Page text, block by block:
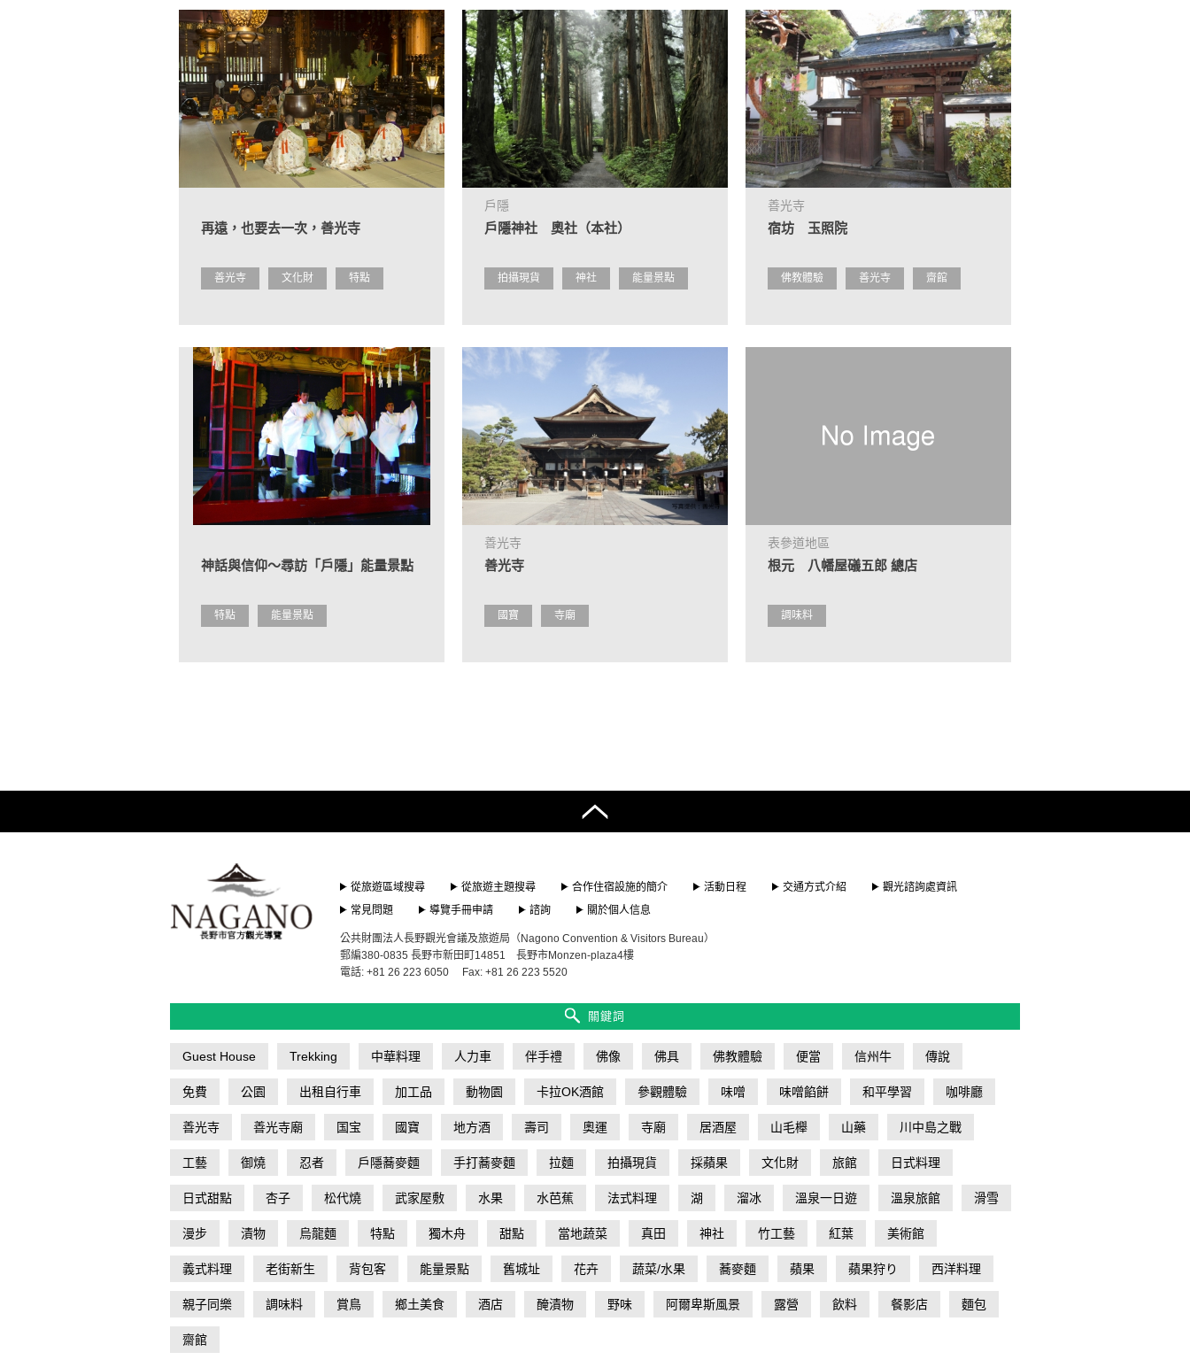
再遠，也要去一次，善光寺
善光寺 文化財 特點
戶隱
戶隱神社 奧社（本社）
拍攝現貨 神社 能量景點
善光寺
宿坊 玉照院
佛教體驗 善光寺 齋館
神話與信仰～尋訪「戶隱」能量景點
特點 能量景點
善光寺
善光寺
國寶 寺廟
表參道地區
根元 八幡屋礒五郎 總店
調味料
從旅遊區域搜尋 從旅遊主題搜尋 合作住宿設施的簡介 活動日程 交通方式介紹
觀光諮詢處資訊
常見問題
導覽手冊申請 諮詢 關於個人信息
公共財團法人長野觀光會議及旅遊局（Nagono Convention & Visitors Bureau）
郵編380-0835 長野市新田町14851 長野市Monzen-plaza4樓
電話: +81 26 223 6050
Fax: +81 26 223 5520
關鍵詞
Guest House Trekking 中華料理 人力車 伴手禮 佛像 佛具 佛教體驗 便當 信州牛 傳說
免費 公園 出租自行車 加工品 動物園 卡拉OK酒館 參觀體驗 味噌 味噌餡餅 和平學習 咖啡廳
善光寺 善光寺廟 国宝 國寶 地方酒 壽司 奧運 寺廟 居酒屋 山毛櫸 山藥 川中島之戰
工藝 御燒 忍者 戶隱蕎麥麵 手打蕎麥麵 拉麵 拍攝現貨 採蘋果 文化財 旅館 日式料理
日式甜點 杏子 松代燒 武家屋敷 水果 水芭蕉 法式料理 湖 溜冰 溫泉一日遊 溫泉旅館 滑雪
漫步 漬物 烏龍麵 特點 獨木舟 甜點 當地蔬菜 真田 神社 竹工藝 紅葉 美術館
義式料理 老街新生 背包客 能量景點 舊城址 花卉 蔬菜/水果 蕎麥麵 蘋果 蘋果狩り 西洋料理
親子同樂 調味料 賞鳥 鄉土美食 酒店 醃漬物 野味 阿爾卑斯風景 露營 飲料 餐影店 麵包
齋館